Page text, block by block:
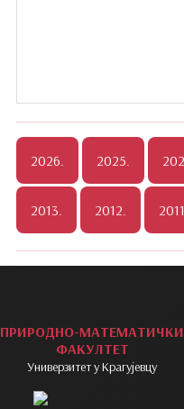
ПРИРОДНО-МАТЕМАТИЧКИ
ФАКУЛТЕТ
Универзитет у Крагујевцу